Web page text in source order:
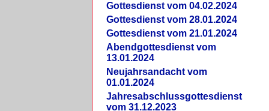
Gottesdienst vom 04.02.2024
Gottesdienst vom 28.01.2024
Gottesdienst vom 21.01.2024
Abendgottesdienst vom
13.01.2024
Neujahrsandacht vom
01.01.2024
Jahresabschlussgottesdienst
vom 31.12.2023